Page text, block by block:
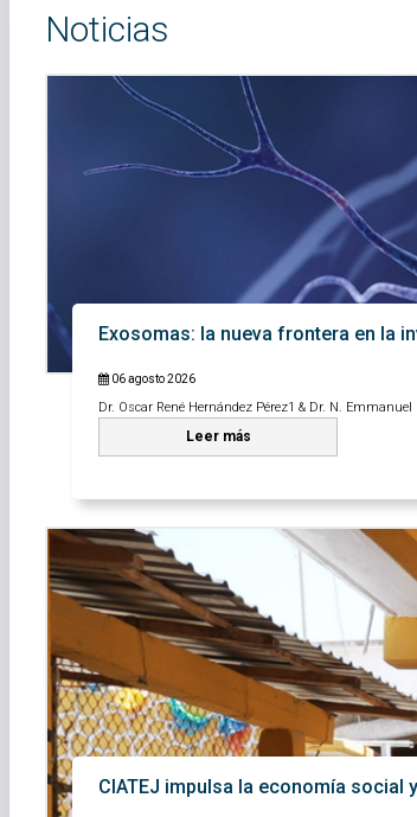
Noticias
Exosomas: la nueva frontera en la
06 agosto 2026
Dr. Oscar René Hernández Pérez1 & Dr. N.
Leer más
CIATEJ impulsa la economía social